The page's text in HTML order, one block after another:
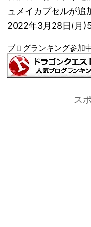
ュメイカプセルが追
2022年3月28日(月)5
ブログランキング参加
ス